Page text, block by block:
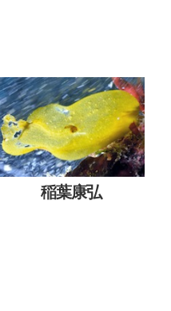
稲葉康弘